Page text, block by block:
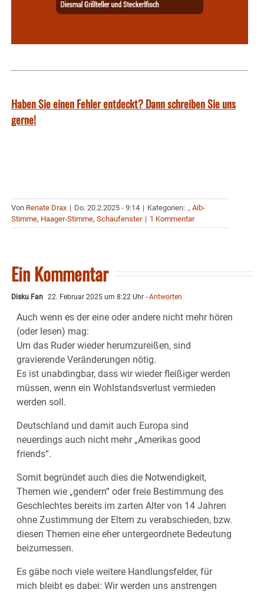
Haben Sie einen Fehler entdeckt? Dann schreiben Sie uns
gerne!
Von Renate Drax | Do. 20.2.2025 - 9:14 | Kategorien: ., Aib-
Stimme, Haager-Stimme, Schaufenster | 1 Kommentar
Ein Kommentar
Disku Fan 22. Februar 2025 um 8:22 Uhr - Antworten
Auch wenn es der eine oder andere nicht mehr hören
(oder lesen) mag:
Um das Ruder wieder herumzureißen, sind
gravierende Veränderungen nötig.
Es ist unabdingbar, dass wir wieder fleißiger werden
müssen, wenn ein Wohlstandsverlust vermieden
werden soll.
Deutschland und damit auch Europa sind
neuerdings auch nicht mehr „Amerikas good
friends“.
Somit begründet auch dies die Notwendigkeit,
Themen wie „gendern“ oder freie Bestimmung des
Geschlechtes bereits im zarten Alter von 14 Jahren
ohne Zustimmung der Eltern zu verabschieden, bzw.
diesen Themen eine eher untergeordnete Bedeutung
beizumessen.
Es gäbe noch viele weitere Handlungsfelder, für
mich bleibt es dabei: Wir werden uns anstrengen